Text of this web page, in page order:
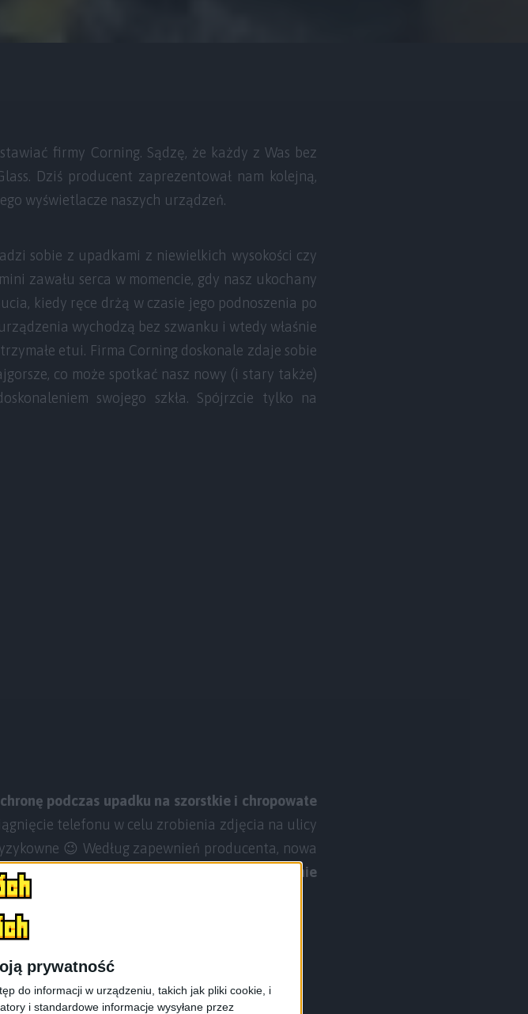
prywatność
do informacji w urządzeniu, takich jak pliki cookie, i
i standardowe informacje wysyłane przez
firmy Corning. Sądzę, że każdy z Was bez
Dziś producent zaprezentował nam kolejną,
wyświetlacze naszych urządzeń.
sobie z upadkami z niewielkich wysokości czy
zawału serca w momencie, gdy nasz ukochany
kiedy ręce drżą w czasie jego podnoszenia po
wychodzą bez szwanku i wtedy właśnie
etui. Firma Corning doskonale zdaje sobie
co może spotkać nasz nowy (i stary także)
swojego szkła. Spójrzcie tylko na
podczas upadku na szorstkie i chropowate
telefonu w celu zrobienia zdjęcia na ulicy
😉 Według zapewnień producenta, nowa
że ekran w naszym smartfonie pozostanie